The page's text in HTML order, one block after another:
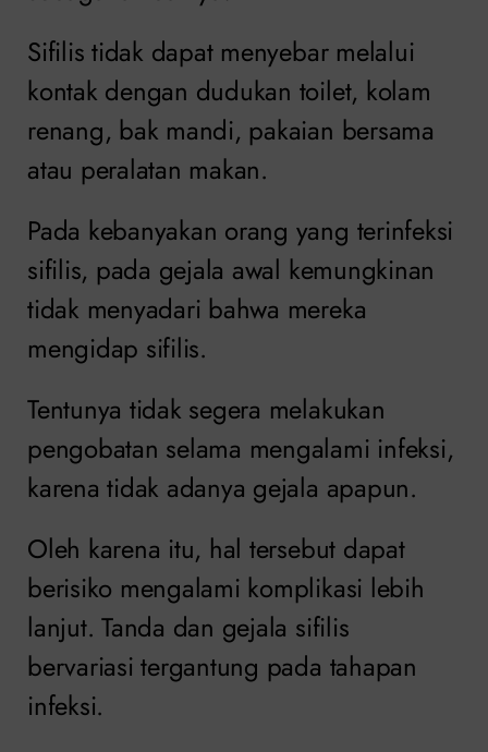
Sifilis tidak dapat menyebar melalui
kontak dengan dudukan toilet, kolam
renang, bak mandi, pakaian bersama
atau peralatan makan.
Pada kebanyakan orang yang terinfeksi
sifilis, pada gejala awal kemungkinan
tidak menyadari bahwa mereka
mengidap sifilis.
Tentunya tidak segera melakukan
pengobatan selama mengalami infeksi,
karena tidak adanya gejala apapun.
Oleh karena itu, hal tersebut dapat
berisiko mengalami komplikasi lebih
lanjut. Tanda dan gejala sifilis
bervariasi tergantung pada tahapan
infeksi.